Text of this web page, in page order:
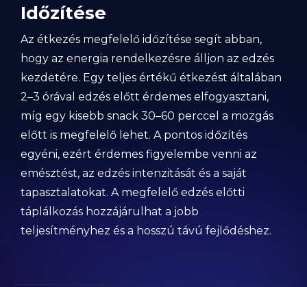
Időzítése
Az étkezés megfelelő időzítése segít abban,
hogy az energia rendelkezésre álljon az edzés
kezdetére. Egy teljes értékű étkezést általában
2–3 órával edzés előtt érdemes elfogyasztani,
míg egy kisebb snack 30–60 perccel a mozgás
előtt is megfelelő lehet. A pontos időzítés
egyéni, ezért érdemes figyelembe venni az
emésztést, az edzés intenzitását és a saját
tapasztalatokat. A megfelelő edzés előtti
táplálkozás hozzájárulhat a jobb
teljesítményhez és a hosszú távú fejlődéshez.